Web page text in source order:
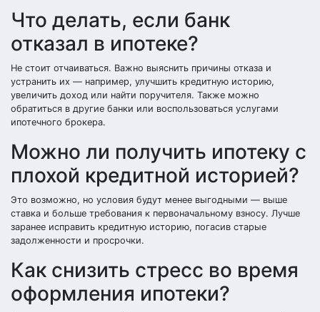
Что делать, если банк
отказал в ипотеке?
Не стоит отчаиваться. Важно выяснить причины отказа и
устранить их — например, улучшить кредитную историю,
увеличить доход или найти поручителя. Также можно
обратиться в другие банки или воспользоваться услугами
ипотечного брокера.
Можно ли получить ипотеку с
плохой кредитной историей?
Это возможно, но условия будут менее выгодными — выше
ставка и больше требования к первоначальному взносу. Лучше
заранее исправить кредитную историю, погасив старые
задолженности и просрочки.
Как снизить стресс во время
оформления ипотеки?